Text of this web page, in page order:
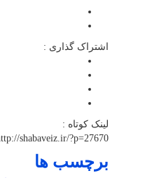
اشتراک گذاری :
لینک کوتاه :
shabaveiz.ir/?p=27670
برچسب ها